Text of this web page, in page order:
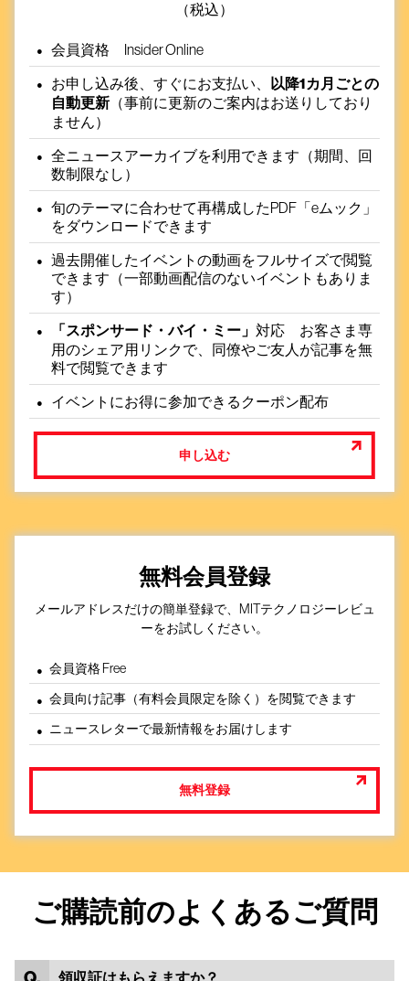
（税込）
会員資格 Insider Online
お申し込み後、すぐにお支払い、 以降1カ月ごとの
自動更新 （事前に更新のご案内はお送りしており
ません）
全ニュースアーカイブを利用できます（期間、回
数制限なし）
旬のテーマに合わせて再構成したPDF「eムック」
をダウンロードできます
過去開催したイベントの動画をフルサイズで閲覧
できます（一部動画配信のないイベントもありま
す）
「スポンサード・バイ・ミー」 対応 お客さま専
用のシェア用リンクで、同僚やご友人が記事を無
料で閲覧できます
イベントにお得に参加できるクーポン配布
申し込む
無料会員登録
メールアドレスだけの簡単登録で、MITテクノロジーレビュ
ーをお試しください。
会員資格 Free
会員向け記事（有料会員限定を除く）を閲覧できます
ニュースレターで最新情報をお届けします
無料登録
ご購読前のよくあるご質問